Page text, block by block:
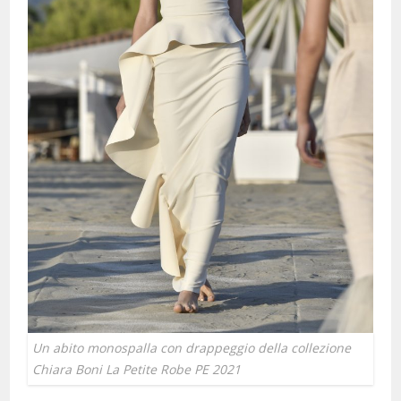
Un abito monospalla con drappeggio della collezione
Chiara Boni La Petite Robe PE 2021